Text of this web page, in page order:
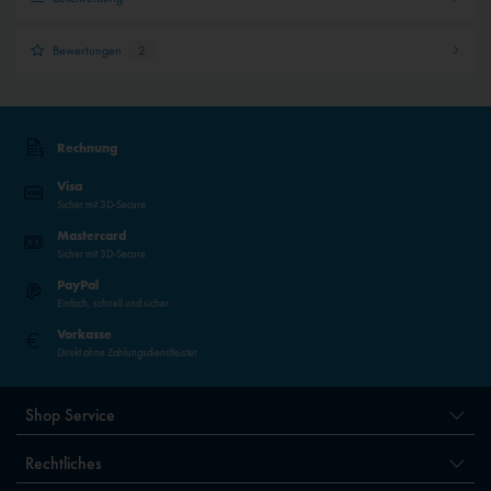
Bewertungen 2
Rechnung
Visa
Sicher mit 3D-Secure
Mastercard
Sicher mit 3D-Secure
PayPal
Einfach, schnell und sicher
Vorkasse
Direkt ohne Zahlungsdienstleister
Shop Service
Rechtliches